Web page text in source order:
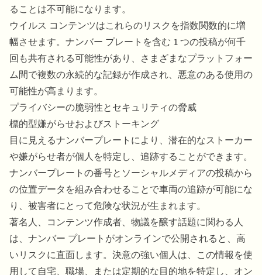
ることは不可能になります。
ウイルス コンテンツはこれらのリスクを指数関数的に増
幅させます。ナンバー プレートを含む 1 つの投稿が何千
回も共有される可能性があり、さまざまなプラットフォー
ム間で複数の永続的な記録が作成され、悪意のある使用の
可能性が高まります。
プライバシーの脆弱性とセキュリティの脅威
標的型嫌がらせおよびストーキング
目に見えるナンバープレートにより、潜在的なストーカー
や嫌がらせ者が個人を特定し、追跡することができます。
ナンバープレートの番号とソーシャルメディアの投稿から
の位置データを組み合わせることで車両の追跡が可能にな
り、被害者にとって危険な状況が生まれます。
著名人、コンテンツ作成者、物議を醸す話題に関わる人
は、ナンバー プレートがオンラインで公開されると、高
いリスクに直面します。決意の強い個人は、この情報を使
用して自宅、職場、または定期的な目的地を特定し、オン